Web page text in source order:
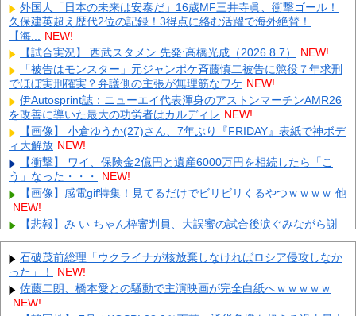
外国人「日本の未来は安泰だ」16歳MF三井寺眞、衝撃ゴール！
久保建英超え歴代2位の記録！3得点に絡む活躍で海外絶賛！
【海... NEW!
【試合実況】 西武スタメン 先発:高橋光成（2026.8.7）
NEW!
「被告はモンスター」元ジャンポケ斉藤慎二被告に懲役７年求刑
でほぼ実刑確実？弁護側の主張が無理筋なワケ NEW!
伊Autosprint誌：ニューエイ代表渾身のアストンマーチンAMR26
を改善に導いた最大の功労者はカルディレ NEW!
【画像】 小倉ゆうか(27)さん、7年ぶり『FRIDAY』表紙で神ボデ
ィ大解放 NEW!
【衝撃】 ワイ、保険金2億円と遺産6000万円を相続したら「こ
う」なった・・・
NEW!
【画像】感電gif特集！見てるだけでビリビリくるやつｗｗｗｗ 他
NEW!
【悲報】み い ちゃん枠審判員、大誤審の試合後涙ぐみながら謝
罪 他 NEW!
【ホロライブ】メイドインアビスまじか、カリオペすげえな 他
NEW!
【驚愕】幽☆遊☆白書（全19巻）←これｗｗｗｗｗｗｗｗｗｗｗ
ｗｗｗｗｗｗ 他
石破茂前総理「ウクライナが核放棄しなければロシア侵攻しなか
った」！
NEW!
佐藤二朗、橋本愛との騒動で主演映画が完全白紙へｗｗｗｗｗ
NEW!